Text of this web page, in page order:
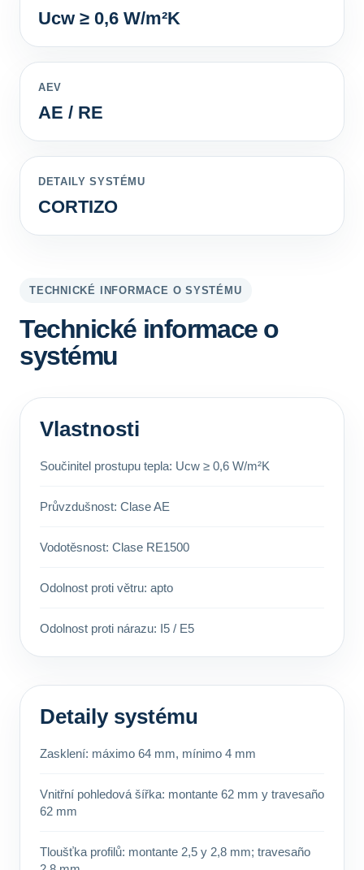
Ucw ≥ 0,6 W/m²K
AEV
AE / RE
DETAILY SYSTÉMU
CORTIZO
TECHNICKÉ INFORMACE O SYSTÉMU
Technické informace o
systému
Vlastnosti
Součinitel prostupu tepla: Ucw ≥ 0,6 W/m²K
Průvzdušnost: Clase AE
Vodotěsnost: Clase RE1500
Odolnost proti větru: apto
Odolnost proti nárazu: I5 / E5
Detaily systému
Zasklení: máximo 64 mm, mínimo 4 mm
Vnitřní pohledová šířka: montante 62 mm y travesaño
62 mm
Tloušťka profilů: montante 2,5 y 2,8 mm; travesaño